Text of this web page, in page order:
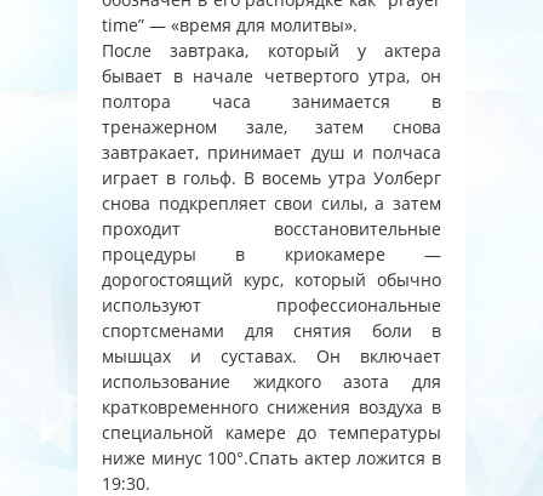
time” — «время для молитвы».
После завтрака, который у актера
бывает в начале четвертого утра, он
полтора часа занимается в
тренажерном зале, затем снова
завтракает, принимает душ и полчаса
играет в гольф. В восемь утра Уолберг
снова подкрепляет свои силы, а затем
проходит восстановительные
процедуры в криокамере —
дорогостоящий курс, который обычно
используют профессиональные
спортсменами для снятия боли в
мышцах и суставах. Он включает
использование жидкого азота для
кратковременного снижения воздуха в
специальной камере до температуры
ниже минус 100°.Спать актер ложится в
19:30.